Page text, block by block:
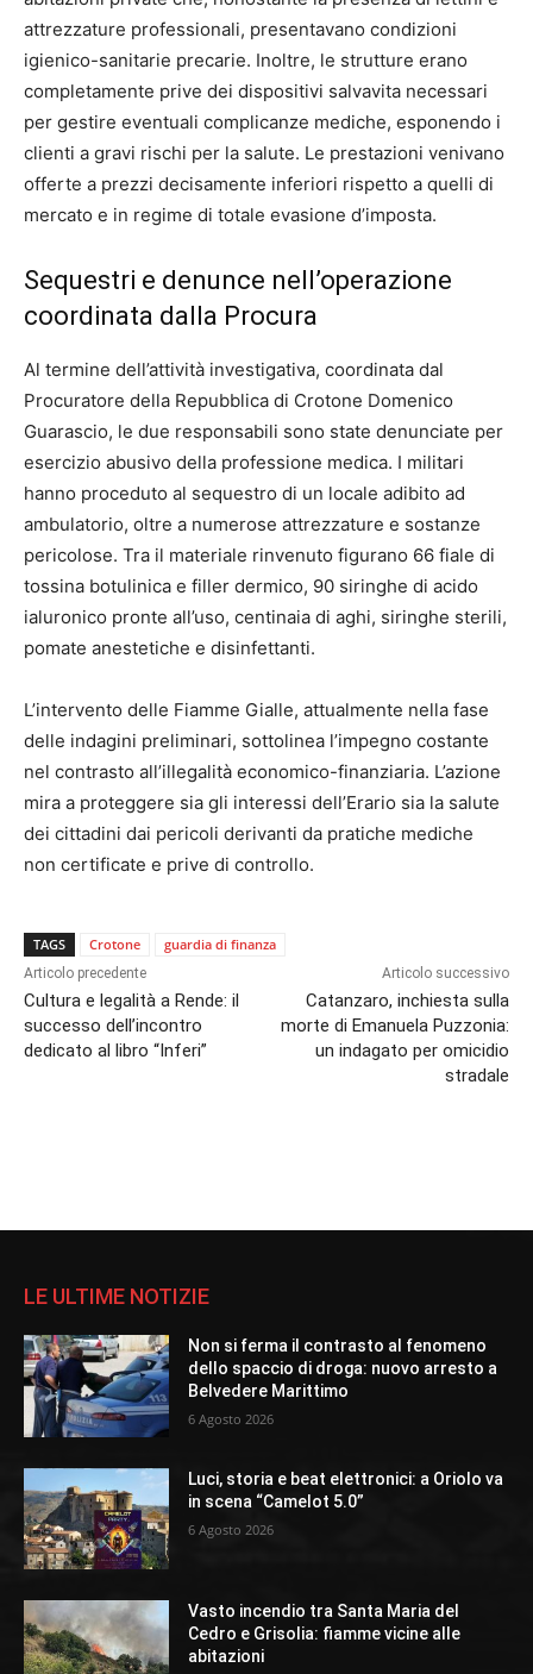
attrezzature professionali, presentavano condizioni
igienico-sanitarie precarie. Inoltre, le strutture erano
completamente prive dei dispositivi salvavita necessari
per gestire eventuali complicanze mediche, esponendo i
clienti a gravi rischi per la salute. Le prestazioni venivano
offerte a prezzi decisamente inferiori rispetto a quelli di
mercato e in regime di totale evasione d’imposta.
Sequestri e denunce nell’operazione
coordinata dalla Procura
Al termine dell’attività investigativa, coordinata dal
Procuratore della Repubblica di Crotone Domenico
Guarascio, le due responsabili sono state denunciate per
esercizio abusivo della professione medica. I militari
hanno proceduto al sequestro di un locale adibito ad
ambulatorio, oltre a numerose attrezzature e sostanze
pericolose. Tra il materiale rinvenuto figurano 66 fiale di
tossina botulinica e filler dermico, 90 siringhe di acido
ialuronico pronte all’uso, centinaia di aghi, siringhe sterili,
pomate anestetiche e disinfettanti.
L’intervento delle Fiamme Gialle, attualmente nella fase
delle indagini preliminari, sottolinea l’impegno costante
nel contrasto all’illegalità economico-finanziaria. L’azione
mira a proteggere sia gli interessi dell’Erario sia la salute
dei cittadini dai pericoli derivanti da pratiche mediche
non certificate e prive di controllo.
TAGS Crotone guardia di finanza
Articolo precedente
Cultura e legalità a Rende: il
successo dell’incontro
dedicato al libro “Inferi”
Articolo successivo
Catanzaro, inchiesta sulla
morte di Emanuela Puzzonia:
un indagato per omicidio
stradale
LE ULTIME NOTIZIE
Non si ferma il contrasto al fenomeno
dello spaccio di droga: nuovo arresto a
Belvedere Marittimo
6 Agosto 2026
Luci, storia e beat elettronici: a Oriolo va
in scena “Camelot 5.0”
6 Agosto 2026
Vasto incendio tra Santa Maria del
Cedro e Grisolia: fiamme vicine alle
abitazioni